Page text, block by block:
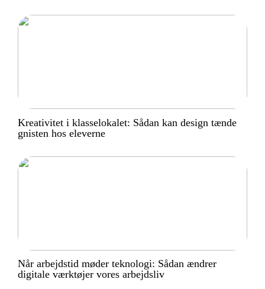
Kreativitet i klasselokalet: Sådan kan design tænde
gnisten hos eleverne
Når arbejdstid møder teknologi: Sådan ændrer
digitale værktøjer vores arbejdsliv